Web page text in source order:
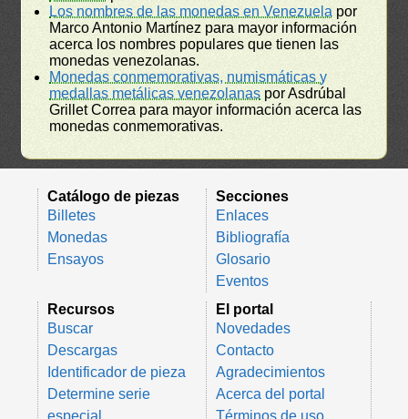
Los nombres de las monedas en Venezuela por
Marco Antonio Martínez para mayor información
acerca los nombres populares que tienen las
monedas venezolanas.
Monedas conmemorativas, numismáticas y
medallas metálicas venezolanas por Asdrúbal
Grillet Correa para mayor información acerca las
monedas conmemorativas.
Catálogo de piezas
Billetes
Monedas
Ensayos
Secciones
Enlaces
Bibliografía
Glosario
Eventos
Recursos
Buscar
Descargas
Identificador de pieza
Determine serie
El portal
Novedades
Contacto
Agradecimientos
Acerca del portal